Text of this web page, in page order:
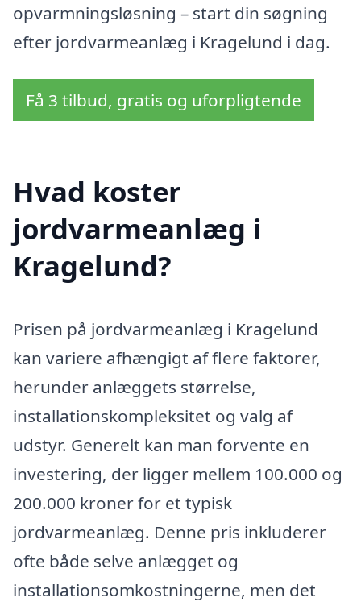
opvarmningsløsning – start din søgning
efter jordvarmeanlæg i Kragelund i dag.
Få 3 tilbud, gratis og uforpligtende
Hvad koster
jordvarmeanlæg i
Kragelund?
Prisen på jordvarmeanlæg i Kragelund
kan variere afhængigt af flere faktorer,
herunder anlæggets størrelse,
installationskompleksitet og valg af
udstyr. Generelt kan man forvente en
investering, der ligger mellem 100.000 og
200.000 kroner for et typisk
jordvarmeanlæg. Denne pris inkluderer
ofte både selve anlægget og
installationsomkostningerne, men det